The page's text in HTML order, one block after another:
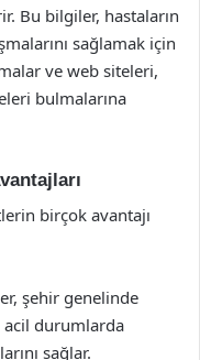
Bu bilgiler, hastaların
sağlamak için
ve web siteleri,
bulmalarına
birçok avantajı
şehir genelinde
acil durumlarda
sağlar.